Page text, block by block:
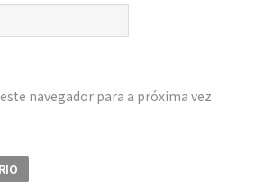
navegador para a próxima vez